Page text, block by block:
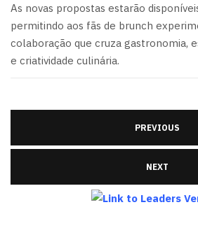
As novas propostas estarão
permitindo aos fãs de brunch
colaboração que cruza gastronomia,
e criatividade culinária.
PREVIOUS
NEXT